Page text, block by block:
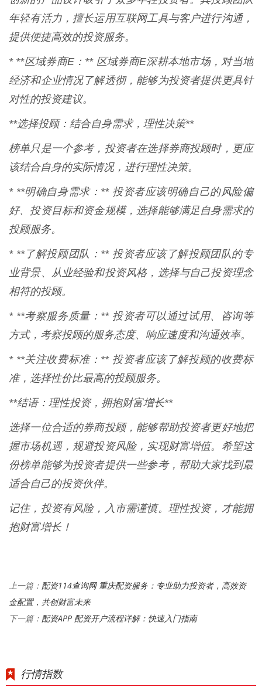
年轻有活力，擅长运用互联网工具与客户进行沟通，
提供便捷高效的投资服务。
* **区域券商E：** 区域券商E深耕本地市场，对当地
经济和企业情况了解透彻，能够为投资者提供更具针
对性的投资建议。
**选择投顾：结合自身需求，理性决策**
榜单只是一个参考，投资者在选择券商投顾时，更应
该结合自身的实际情况，进行理性决策。
* **明确自身需求：** 投资者应该明确自己的风险偏
好、投资目标和资金规模，选择能够满足自身需求的
投顾服务。
* **了解投顾团队：** 投资者应该了解投顾团队的专
业背景、从业经验和投资风格，选择与自己投资理念
相符的投顾。
* **考察服务质量：** 投资者可以通过试用、咨询等
方式，考察投顾的服务态度、响应速度和沟通效率。
* **关注收费标准：** 投资者应该了解投顾的收费标
准，选择性价比最高的投顾服务。
**结语：理性投资，拥抱财富增长**
选择一位合适的券商投顾，能够帮助投资者更好地把
握市场机遇，规避投资风险，实现财富增值。希望这
份榜单能够为投资者提供一些参考，帮助大家找到最
适合自己的投资伙伴。
记住，投资有风险，入市需谨慎。理性投资，才能拥
抱财富增长！
上一篇： 配资114查询网 重庆配资服务：专业助力投资者，高效资
金配置，共创财富未来
下一篇： 配资APP 配资开户流程详解：快速入门指南
行情指数